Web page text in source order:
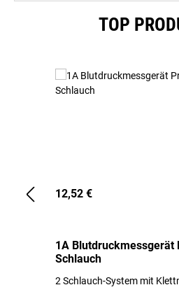
TOP
12,52 €
1A Blutdruckmessgerät
Schlauch
2 Schlauch-System mit